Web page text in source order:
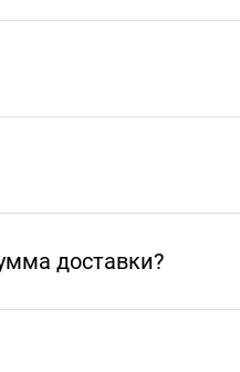
доставки?